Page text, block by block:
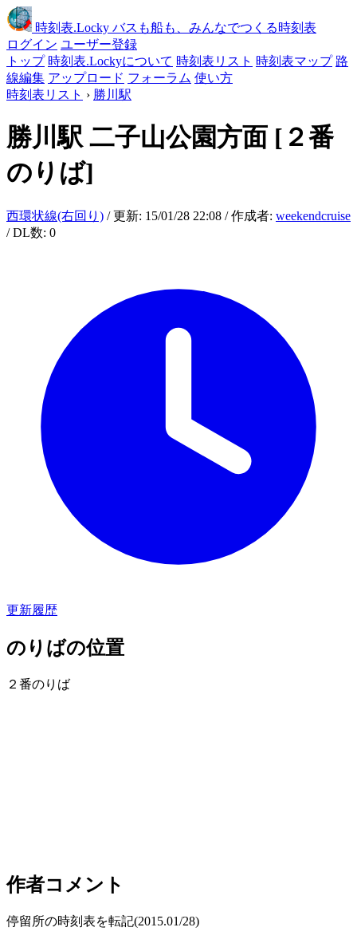
時刻表.Locky バスも船も、みんなでつくる時刻表
ログイン ユーザー登録
トップ 時刻表.Lockyについて 時刻表リスト 時刻表マップ 路
線編集 アップロード フォーラム 使い方
時刻表リスト › 勝川駅
勝川駅 二子山公園方面 [２番
のりば]
西環状線(右回り) / 更新: 15/01/28 22:08 / 作成者: weekendcruise
/ DL数: 0
更新履歴
のりばの位置
２番のりば
作者コメント
停留所の時刻表を転記(2015.01/28)